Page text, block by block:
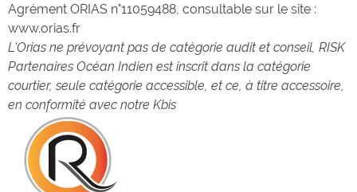
Agrément ORIAS n°11059488, consultable sur le site :
www.orias.fr
L'Orias ne prévoyant pas de catégorie audit et conseil, RISK
Partenaires Océan Indien est inscrit dans la catégorie
courtier, seule catégorie accessible, et ce, à titre accessoire,
en conformité avec notre Kbis